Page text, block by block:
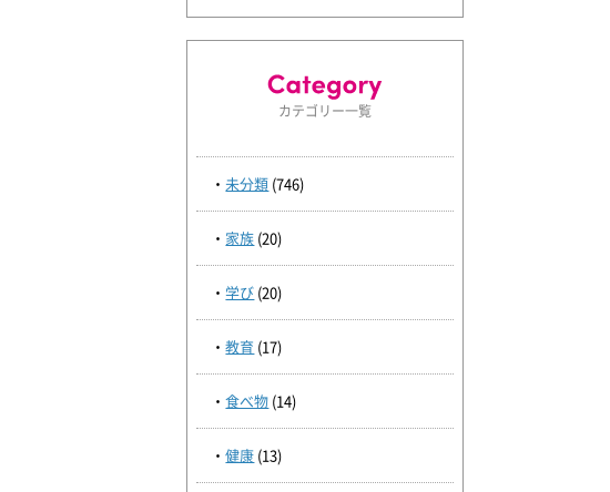
カテゴリー一覧
未分類 (746)
家族 (20)
学び (20)
教育 (17)
食べ物 (14)
健康 (13)